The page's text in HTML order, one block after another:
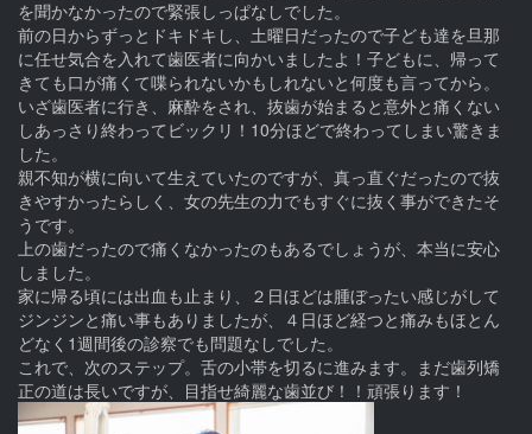
を聞かなかったので緊張しっぱなしでした。
前の日からずっとドキドキし、土曜日だったので子ども達を旦那
に任せ気合を入れて歯医者に向かいましたよ！子どもに、帰って
きても口が痛くて喋られないかもしれないと何度も言ってから。
いざ歯医者に行き、麻酔をされ、抜歯が始まると意外と痛くない
しあっさり終わってビックリ！10分ほどで終わってしまい驚きま
した。
親不知が横に向いて生えていたのですが、真っ直ぐだったので抜
きやすかったらしく、女の先生の力でもすぐに抜く事ができたそ
うです。
上の歯だったので痛くなかったのもあるでしょうが、本当に安心
しました。
家に帰る頃には出血も止まり、２日ほどは腫ぼったい感じがして
ジンジンと痛い事もありましたが、４日ほど経つと痛みもほとん
どなく1週間後の診察でも問題なしでした。
これで、次のステップ。舌の小帯を切るに進みます。まだ歯列矯
正の道は長いですが、目指せ綺麗な歯並び！！頑張ります！